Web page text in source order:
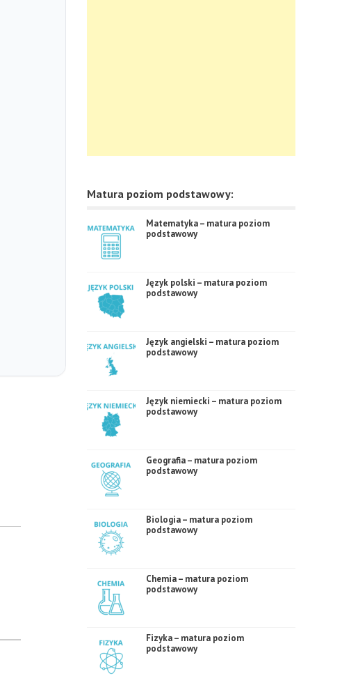
Matura poziom podstawowy:
Matematyka – matura poziom
podstawowy
Język polski – matura poziom
podstawowy
Język angielski – matura poziom
podstawowy
Język niemiecki – matura poziom
podstawowy
Geografia – matura poziom
podstawowy
Biologia – matura poziom
podstawowy
Chemia – matura poziom
podstawowy
Fizyka – matura poziom
podstawowy